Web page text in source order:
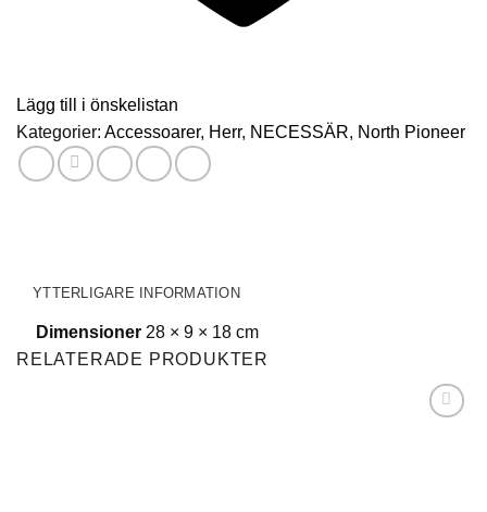
Lägg till i önskelistan
Kategorier: Accessoarer, Herr, NECESSÄR, North Pioneer
YTTERLIGARE INFORMATION
Dimensioner 28 × 9 × 18 cm
RELATERADE PRODUKTER